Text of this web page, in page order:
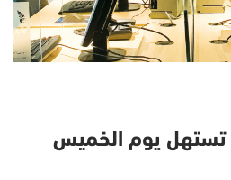
تستهل يوم الخميس